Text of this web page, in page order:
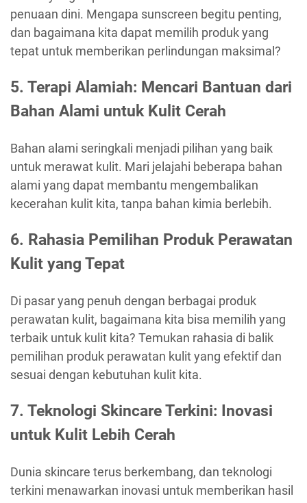
penuaan dini. Mengapa sunscreen begitu penting,
dan bagaimana kita dapat memilih produk yang
tepat untuk memberikan perlindungan maksimal?
5. Terapi Alamiah: Mencari Bantuan dari
Bahan Alami untuk Kulit Cerah
Bahan alami seringkali menjadi pilihan yang baik
untuk merawat kulit. Mari jelajahi beberapa bahan
alami yang dapat membantu mengembalikan
kecerahan kulit kita, tanpa bahan kimia berlebih.
6. Rahasia Pemilihan Produk Perawatan
Kulit yang Tepat
Di pasar yang penuh dengan berbagai produk
perawatan kulit, bagaimana kita bisa memilih yang
terbaik untuk kulit kita? Temukan rahasia di balik
pemilihan produk perawatan kulit yang efektif dan
sesuai dengan kebutuhan kulit kita.
7. Teknologi Skincare Terkini: Inovasi
untuk Kulit Lebih Cerah
Dunia skincare terus berkembang, dan teknologi
terkini menawarkan inovasi untuk memberikan hasil